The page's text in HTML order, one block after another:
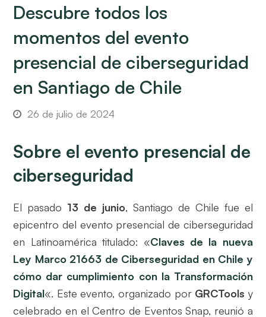
Descubre todos los
momentos del evento
presencial de ciberseguridad
en Santiago de Chile
26 de julio de 2024
Sobre el evento presencial de
ciberseguridad
El pasado 13 de junio, Santiago de Chile fue el
epicentro del evento presencial de ciberseguridad
en Latinoamérica titulado: «Claves de la nueva
Ley Marco 21663 de Ciberseguridad en Chile y
cómo dar cumplimiento con la Transformación
Digital«. Este evento, organizado por GRCTools y
celebrado en el Centro de Eventos Snap, reunió a